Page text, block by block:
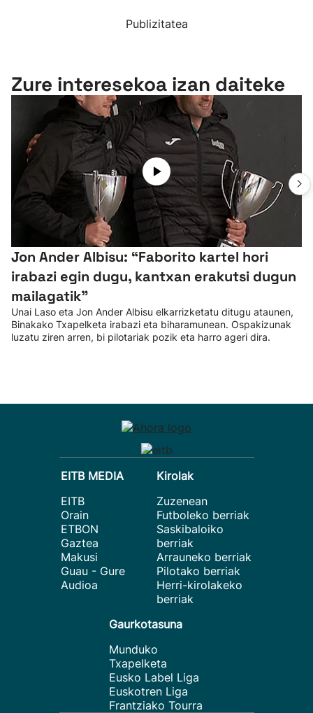
Publizitatea
Zure interesekoa izan daiteke
Jon Ander Albisu: “Faborito kartel hori
irabazi egin dugu, kantxan erakutsi dugun
mailagatik”
Unai Laso eta Jon Ander Albisu elkarrizketatu ditugu ataunen,
Binakako Txapelketa irabazi eta biharamunean. Ospakizunak
luzatu ziren arren, bi pilotariak pozik eta harro ageri dira.
EITB MEDIA
EITB
Orain
ETBON
Gaztea
Makusi
Guau - Gure
Audioa
Kirolak
Zuzenean
Futboleko berriak
Saskibaloiko
berriak
Arrauneko berriak
Pilotako berriak
Herri-kirolakeko
berriak
Gaurkotasuna
Munduko
Txapelketa
Eusko Label Liga
Euskotren Liga
Frantziako Tourra